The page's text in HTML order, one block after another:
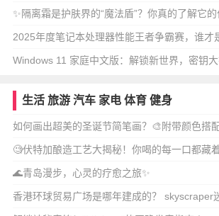
✨隔离霜是护肤界的“魔法盾”？你真的了解它
2025年度笔记本处理器性能王者争霸赛，谁才
Windows 11 家庭中文版：解锁新世界，密钥大
生活 旅游 汽车 家电 体育 健身
如何画出超美的圣诞节简笔画？🎨附带颜色搭
🧐伏特加酿造工艺大揭秘！你喝的每一口都藏
🌊青岛漫步，心灵的疗愈之旅✨
香港环球贸易广场是哪年建成的？ skyscraper